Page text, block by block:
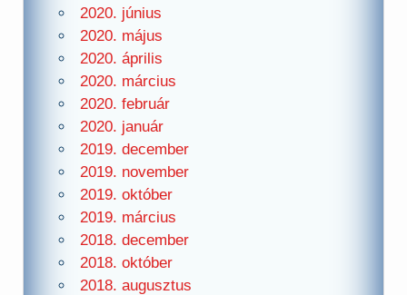
2020. június
2020. május
2020. április
2020. március
2020. február
2020. január
2019. december
2019. november
2019. október
2019. március
2018. december
2018. október
2018. augusztus